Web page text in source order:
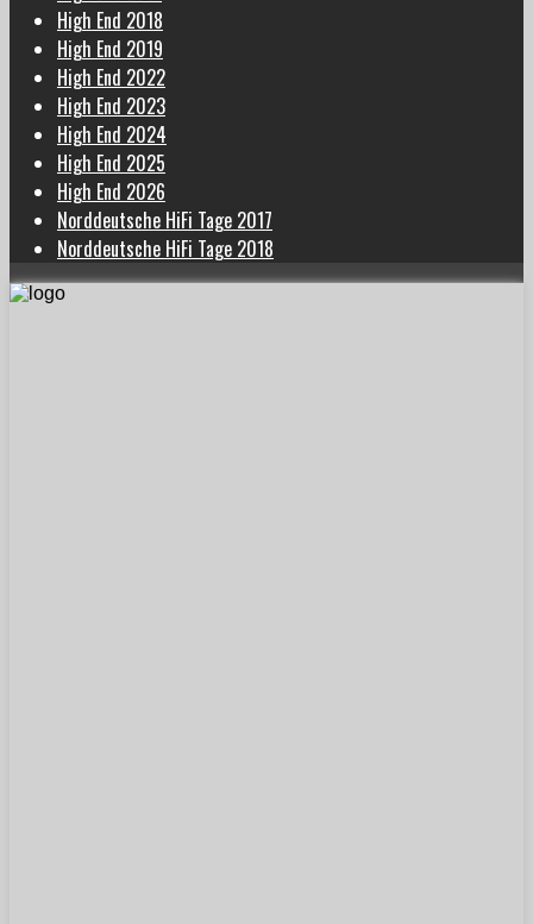
High End 2018
High End 2019
High End 2022
High End 2023
High End 2024
High End 2025
High End 2026
Norddeutsche HiFi Tage 2017
Norddeutsche HiFi Tage 2018